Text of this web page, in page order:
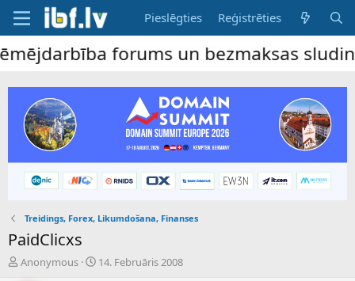
Pieslēgties Reģistrēties
forums un bezmaksas
Treidings, Forex, Likumdošana, Finanses
PaidClicxs
P
Anonymous
S14. Februāris 2008